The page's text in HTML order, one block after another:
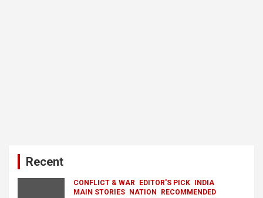
Recent
CONFLICT & WAR EDITOR'S PICK
INDIA
MAIN STORIES
NATION RECOMMENDED